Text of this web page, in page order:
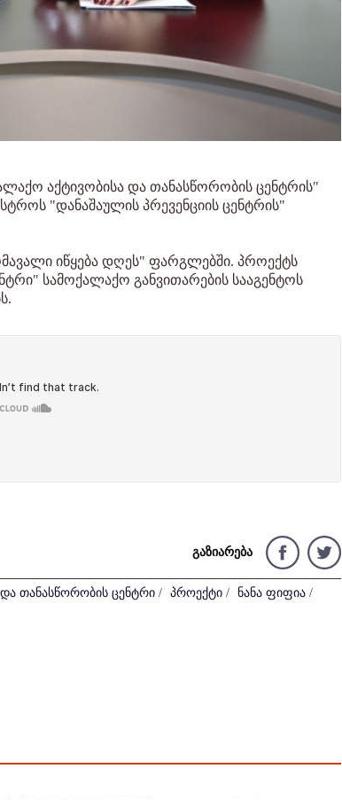
აქტივობისა და თანასწორობის ცენტრის"
"დანაშაულის პრევენციის ცენტრის"
იწყება დღეს" ფარგლებში. პროექტს
სამოქალაქო განვითარების სააგენტოს
გაზიარება
თანასწორობის ცენტრი / პროექტი / ნანა ფიფია /